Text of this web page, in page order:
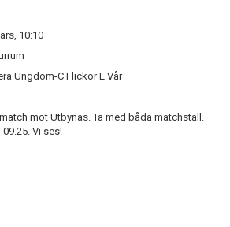
10:10
Ungdom-C Flickor E Vår
mot Utbynäs. Ta med båda matchställ.
Vi ses!